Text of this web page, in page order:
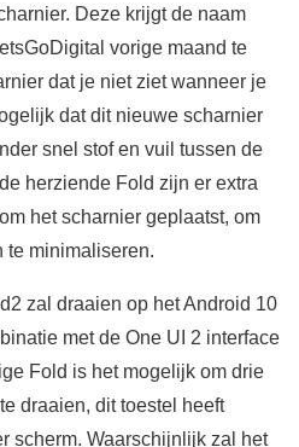
Deze krijgt de naam
vorige maand te
dat je niet ziet wanneer je
dat dit nieuwe scharnier
snel stof en vuil tussen de
herziende Fold zijn er extra
het scharnier geplaatst, om
te minimaliseren.
zal draaien op het Android 10
met de One UI 2 interface
Fold is het mogelijk om drie
draaien, dit toestel heeft
scherm. Waarschijnlijk zal het